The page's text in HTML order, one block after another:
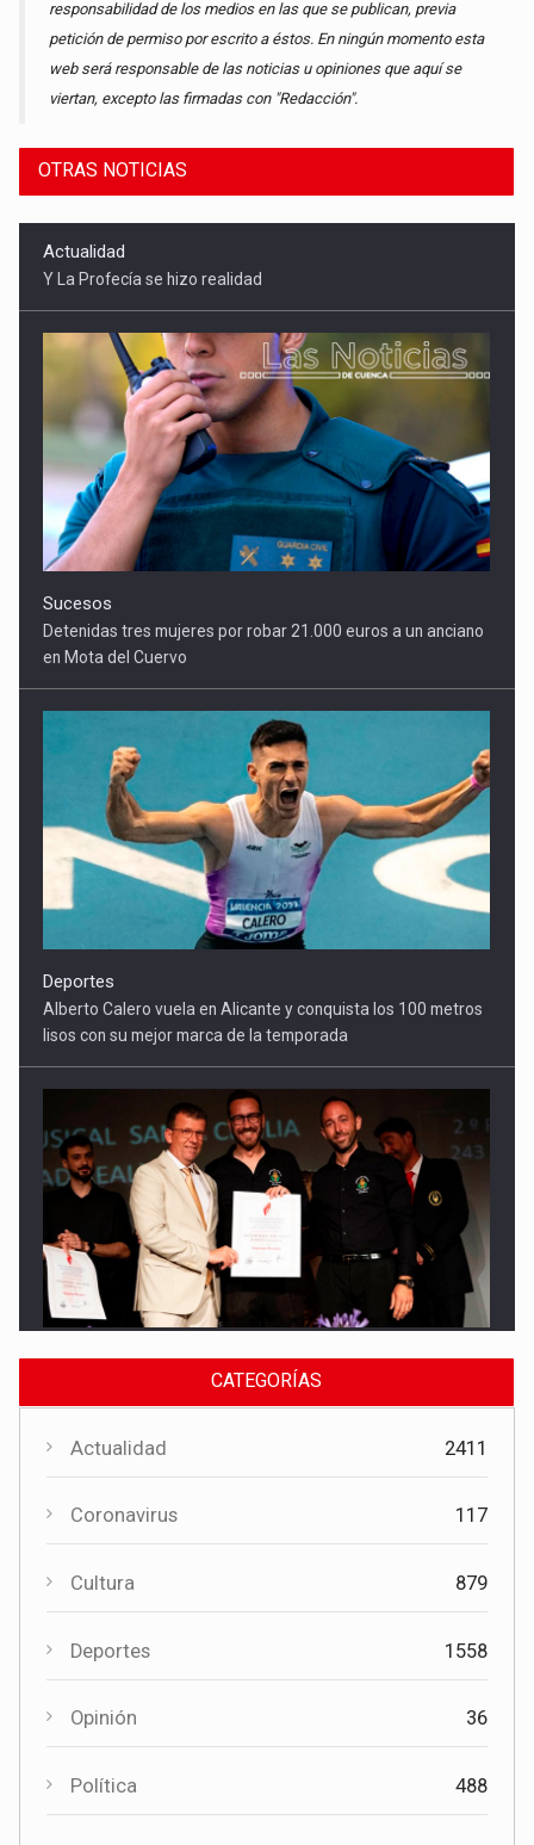
responsabilidad de los medios en las que se publican, previa
petición de permiso por escrito a éstos. En ningún momento esta
web será responsable de las noticias u opiniones que aquí se
viertan, excepto las firmadas con "Redacción".
OTRAS NOTICIAS
Sucesos
Detenidas tres mujeres por robar 21.000 euros a un anciano
en Mota del Cuervo
Alberto Calero vuela en Alicante y conquista los 100 metros
lisos con su mejor marca de la temporada
Cultura
El Gobierno regional apoya el Certamen de Bandas de Mota
del Cuervo con 18.000 euros
Cultura
El Certamen "Villa Cervantina" vuelve a situar a Mota del
CATEGORÍAS
Actualidad 2411
Coronavirus 117
Cultura 879
Deportes 1558
Opinión 36
Política 488